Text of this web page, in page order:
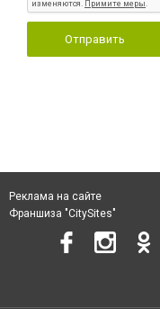
Отправить
Реклама на сайте
Франшиза "CitySites"